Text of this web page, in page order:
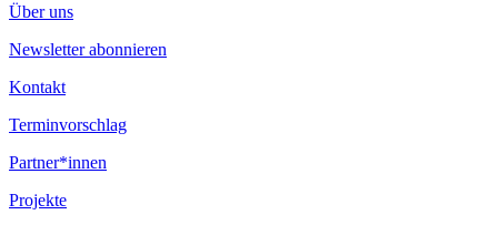
Über uns
Newsletter abonnieren
Kontakt
Terminvorschlag
Partner*innen
Projekte